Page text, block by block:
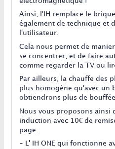
Ainsi, l'IH remplace le
également de technique et
l'utilisateur.
Cela nous permet de
se concentrer, et de faire
comme regarder la TV ou
Par ailleurs, la chauffe des
plus homogène qu'avec un
obtiendrons plus de
Nous vous proposons ainsi
induction avec 10€ de
page :
- L' IH ONE qui fonctionne